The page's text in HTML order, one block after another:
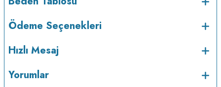
Ödeme Seçenekleri
Hızlı Mesaj
Yorumlar